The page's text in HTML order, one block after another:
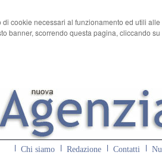
cookie necessari al funzionamento ed utili
banner, scorrendo questa pagina, cliccando
Chi siamo Redazione Contatti